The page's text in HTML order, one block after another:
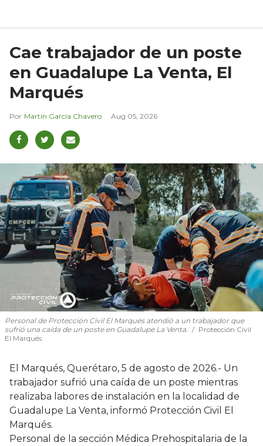
Cae trabajador de un poste
en Guadalupe La Venta, El
Marqués
Martín García Chavero Aug 05, 2026
Personal de Protección Civil El Marqués atendió a un trabajador que
sufrió una caída de un poste en Guadalupe La Venta.
Protección Civil
El Marqués
El Marqués, Querétaro, 5 de agosto de 2026.- Un
trabajador sufrió una caída de un poste mientras
realizaba labores de instalación en la localidad de
Guadalupe La Venta, informó Protección Civil El
Marqués.
Personal de la sección Médica Prehospitalaria de la